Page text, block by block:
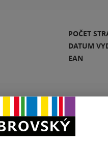
POČET
DATUM
EAN